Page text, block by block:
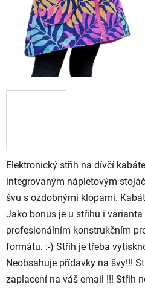
Elektronický střih na dívčí
integrovaným nápletovým
švu s ozdobnými klopami.
Jako bonus je u střihu i
profesionálním konstrukčním
formátu. :-) Střih je třeba
Neobsahuje přídavky na švy!!!
zaplacení na váš email !!! Střih